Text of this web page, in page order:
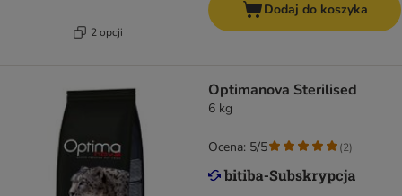
2 opcji
Dodaj do koszyka
Optimanova Sterilised
6 kg
Ocena: 5/5 (2)